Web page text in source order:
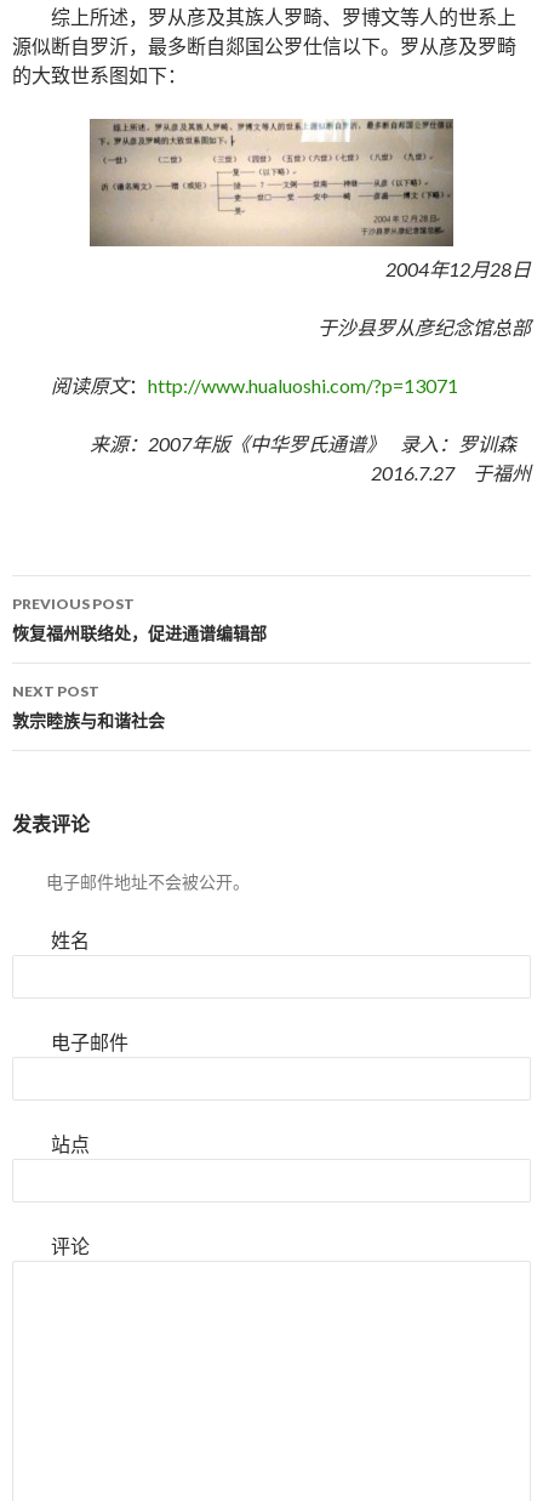
综上所述，罗从彦及其族人罗畸、罗博文等人的世系上
源似断自罗沂，最多断自郯国公罗仕信以下。罗从彦及罗畸
的大致世系图如下：
2004年12月28日
于沙县罗从彦纪念馆总部
阅读原文： http://www.hualuoshi.com/?p=13071
来源：2007年版《中华罗氏通谱》 录入：罗训森
2016.7.27 于福州
Post navigation
PREVIOUS POST
恢复福州联络处，促进通谱编辑部
NEXT POST
敦宗睦族与和谐社会
发表评论
电子邮件地址不会被公开。
姓名
电子邮件
站点
评论